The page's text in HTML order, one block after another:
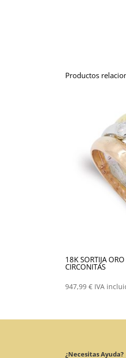
Productos
18K SORTIJA
CIRCONITAS
947,99€ IVA
¿Necesitas Ayuda?